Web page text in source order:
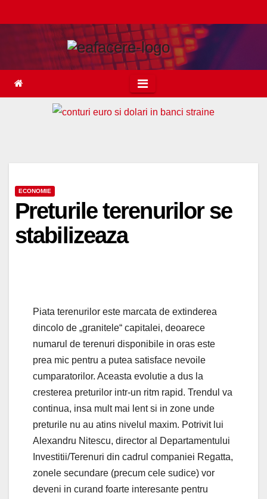
to
ECONOMIE
Preturile terenurilor se
stabilizeaza
Piata terenurilor este marcata de extinderea
dincolo de „granitele“ capitalei, deoarece
numarul de terenuri disponibile in oras este
prea mic pentru a putea satisface nevoile
cumparatorilor. Aceasta evolutie a dus la
cresterea preturilor intr-un ritm rapid. Trendul va
continua, insa mult mai lent si in zone unde
preturile nu au atins nivelul maxim. Potrivit lui
Alexandru Nitescu, director al Departamentului
Investitii/Terenuri din cadrul companiei Regatta,
zonele secundare (precum cele sudice) vor
deveni in curand foarte interesante pentru